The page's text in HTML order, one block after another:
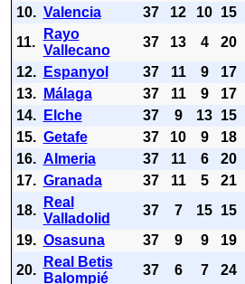
10. Valencia 37 12 10 15
11.
Rayo
Vallecano
37 13 4 20
12.
Espanyol 37 11 9 17
13.
Málaga 37 11 9 17
14.
Elche 37 9 13 15
15. Getafe 37 10 9 18
16. Almeria 37 11 6 20
17. Granada 37 11 5 21
18.
Real
Valladolid
37 7 15 15
19. Osasuna 37 9 9 19
20.
Real Betis
Balompié
37 6 7 24